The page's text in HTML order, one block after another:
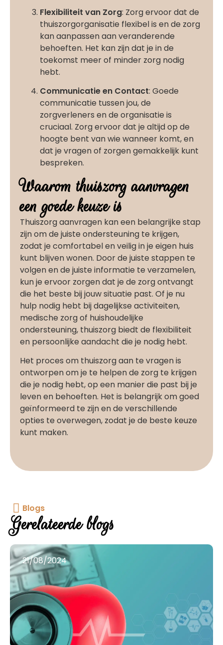
Flexibiliteit van Zorg: Zorg ervoor dat de
thuiszorgorganisatie flexibel is en de zorg
kan aanpassen aan veranderende
behoeften. Het kan zijn dat je in de
toekomst meer of minder zorg nodig
hebt.
Communicatie en Contact: Goede
communicatie tussen jou, de
zorgverleners en de organisatie is
cruciaal. Zorg ervoor dat je altijd op de
hoogte bent van wie wanneer komt, en
dat je vragen of zorgen gemakkelijk kunt
bespreken.
Waarom thuiszorg aanvragen
een goede keuze is
Thuiszorg aanvragen kan een belangrijke stap
zijn om de juiste ondersteuning te krijgen,
zodat je comfortabel en veilig in je eigen huis
kunt blijven wonen. Door de juiste stappen te
volgen en de juiste informatie te verzamelen,
kun je ervoor zorgen dat je de zorg ontvangt
die het beste bij jouw situatie past. Of je nu
hulp nodig hebt bij dagelijkse activiteiten,
medische zorg of huishoudelijke
ondersteuning, thuiszorg biedt de flexibiliteit
en persoonlijke aandacht die je nodig hebt.
Het proces om thuiszorg aan te vragen is
ontworpen om je te helpen de zorg te krijgen
die je nodig hebt, op een manier die past bij je
leven en behoeften. Het is belangrijk om goed
geïnformeerd te zijn en de verschillende
opties te overwegen, zodat je de beste keuze
kunt maken.
Blogs
Gerelateerde blogs
21/08/2024